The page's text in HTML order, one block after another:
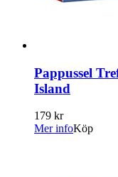
Pappussel
Island
179 kr
Mer infoKöp